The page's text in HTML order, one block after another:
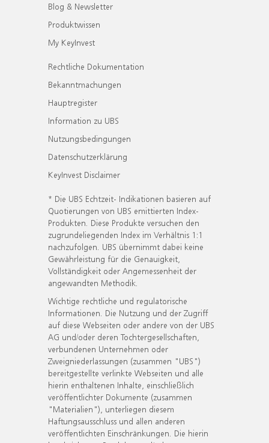
Blog & Newsletter
Produktwissen
My KeyInvest
Rechtliche Dokumentation
Bekanntmachungen
Hauptregister
Information zu UBS
Nutzungsbedingungen
Datenschutzerklärung
KeyInvest Disclaimer
* Die UBS Echtzeit- Indikationen basieren auf
Quotierungen von UBS emittierten Index-
Produkten. Diese Produkte versuchen den
zugrundeliegenden Index im Verhältnis 1:1
nachzufolgen. UBS übernimmt dabei keine
Gewährleistung für die Genauigkeit,
Vollständigkeit oder Angemessenheit der
angewandten Methodik.
Wichtige rechtliche und regulatorische
Informationen. Die Nutzung und der Zugriff
auf diese Webseiten oder andere von der UBS
AG und/oder deren Tochtergesellschaften,
verbundenen Unternehmen oder
Zweigniederlassungen (zusammen "UBS")
bereitgestellte verlinkte Webseiten und alle
hierin enthaltenen Inhalte, einschließlich
veröffentlichter Dokumente (zusammen
"Materialien"), unterliegen diesem
Haftungsausschluss und allen anderen
veröffentlichten Einschränkungen. Die hierin